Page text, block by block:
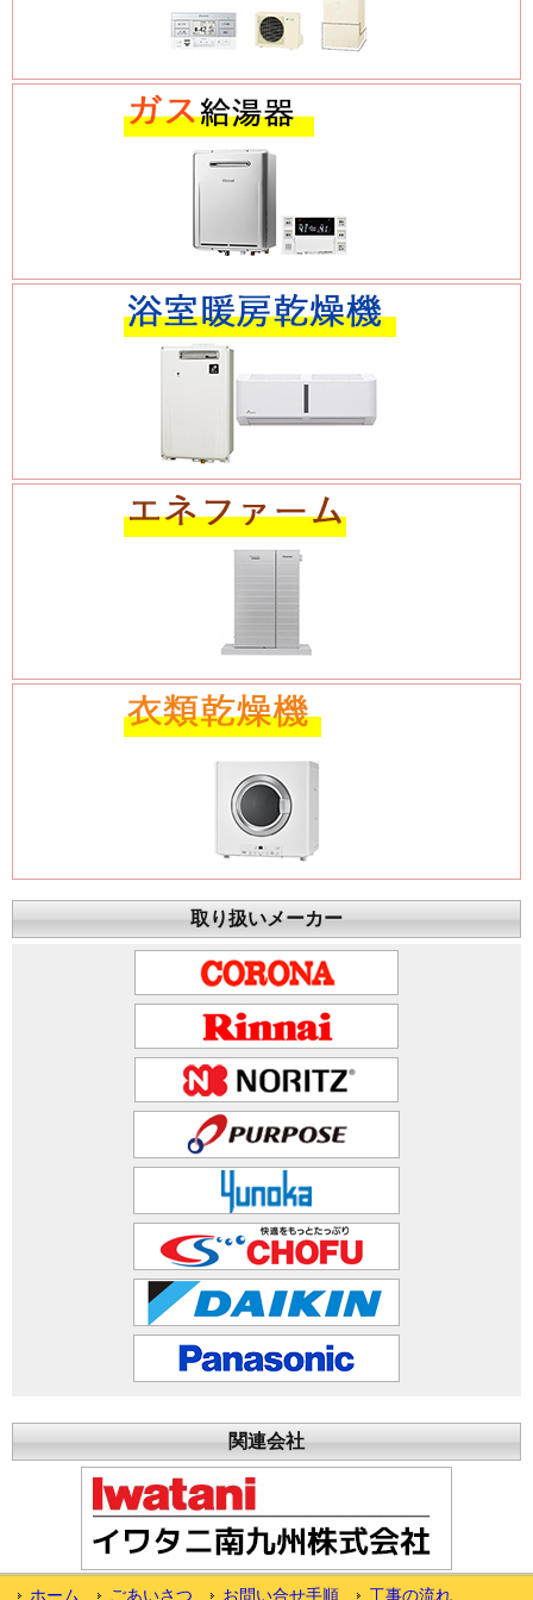
取り扱いメーカー
関連会社
ホーム ごあいさつ お問い合せ手順 工事の流れ